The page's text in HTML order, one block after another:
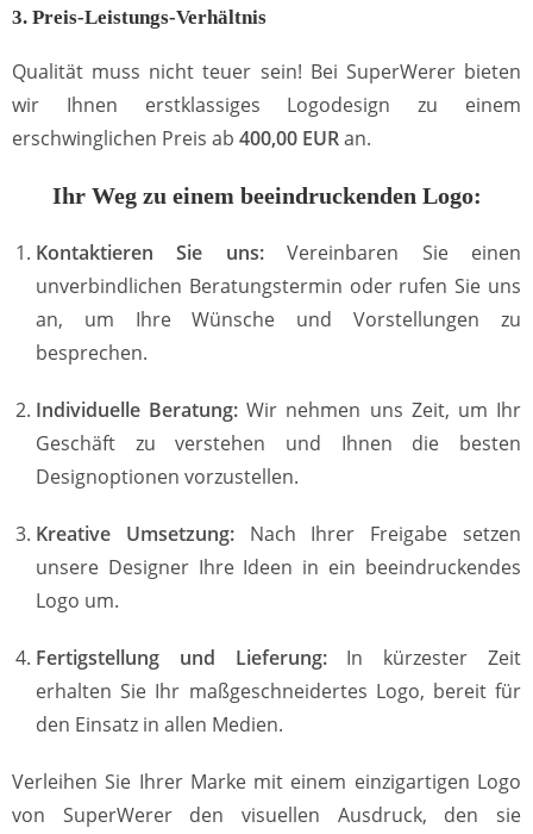
3. Preis-Leistungs-Verhältnis
Qualität muss nicht teuer sein! Bei SuperWerer bieten
wir Ihnen erstklassiges Logodesign zu einem
erschwinglichen Preis ab 400,00 EURan.
Ihr Weg zu einem beeindruckenden Logo:
Kontaktieren Sie uns:Vereinbaren Sie einen
unverbindlichen Beratungstermin oder rufen Sie uns
an, um Ihre Wünsche und Vorstellungen zu
besprechen.
Individuelle Beratung: Wir nehmen uns Zeit, um Ihr
Geschäft zu verstehen und Ihnen die besten
Designoptionen vorzustellen.
Kreative Umsetzung:Nach Ihrer Freigabe setzen
unsere Designer Ihre Ideen in ein beeindruckendes
Logo um.
Fertigstellung und Lieferung:In kürzester Zeit
erhalten Sie Ihr maßgeschneidertes Logo, bereit für
den Einsatz in allen Medien.
Verleihen Sie Ihrer Marke mit einem einzigartigen Logo
von SuperWerer den visuellen Ausdruck, den sie